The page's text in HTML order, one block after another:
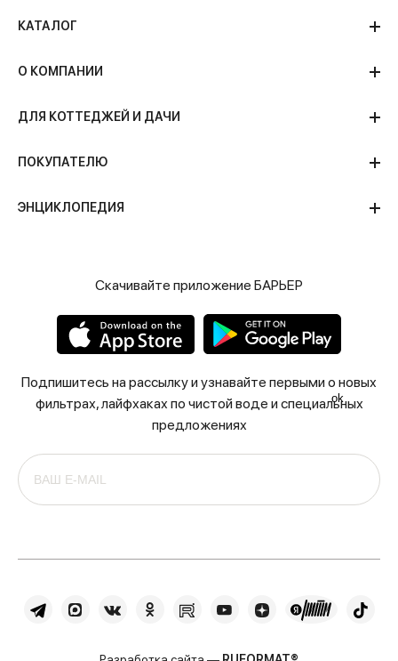
КАТАЛОГ
О КОМПАНИИ
ДЛЯ КОТТЕДЖЕЙ И ДАЧИ
ПОКУПАТЕЛЮ
ЭНЦИКЛОПЕДИЯ
Скачивайте приложение БАРЬЕР
Подпишитесь на рассылку и узнавайте первыми о новых
фильтрах, лайфхаках по чистой воде и специальных
предложениях
ok